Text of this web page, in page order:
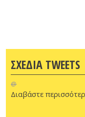
ΣΧΕΔΙΑ TWEETS
@
Διαβάστε